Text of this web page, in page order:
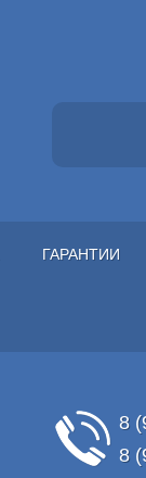
ГАРАНТИИ
8
8